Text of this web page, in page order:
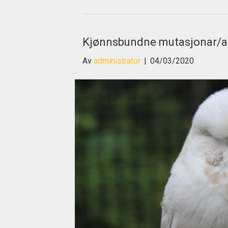
Kjønnsbundne mutasjonar/
Av administrator | 04/03/2020